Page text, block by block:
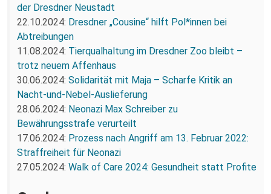
der Dresdner Neustadt
22.10.2024: Dresdner „Cousine“ hilft Pol*innen bei
Abtreibungen
11.08.2024: Tierqualhaltung im Dresdner Zoo bleibt –
trotz neuem Affenhaus
30.06.2024: Solidarität mit Maja – Scharfe Kritik an
Nacht-und-Nebel-Auslieferung
28.06.2024: Neonazi Max Schreiber zu
Bewährungsstrafe verurteilt
17.06.2024: Prozess nach Angriff am 13. Februar 2022:
Straffreiheit für Neonazi
27.05.2024: Walk of Care 2024: Gesundheit statt Profite